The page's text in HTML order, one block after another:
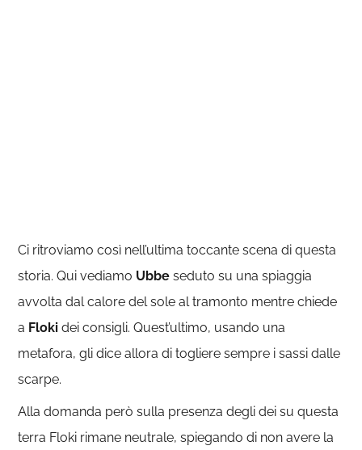
Ci ritroviamo così nell’ultima toccante scena di questa
storia. Qui vediamo Ubbe seduto su una spiaggia
avvolta dal calore del sole al tramonto mentre chiede
a Floki dei consigli. Quest’ultimo, usando una
metafora, gli dice allora di togliere sempre i sassi dalle
scarpe.
Alla domanda però sulla presenza degli dei su questa
terra Floki rimane neutrale, spiegando di non avere la